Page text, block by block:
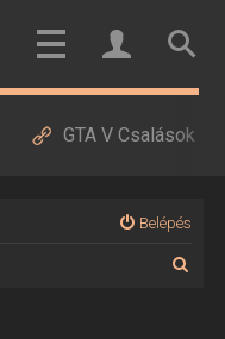
GTA V Csalások
Belépés